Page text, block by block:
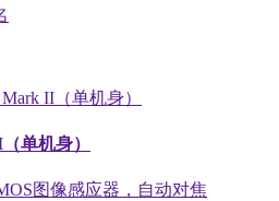
单机身）
图像感应器，自动对焦